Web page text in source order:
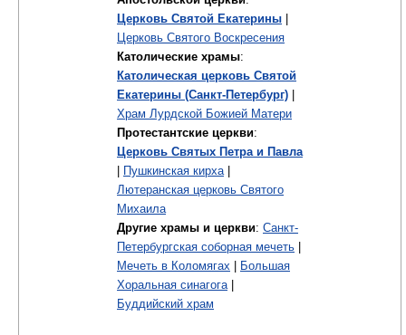
Церковь Святой Екатерины
Церковь Святого Воскресения
Католические храмы:
Католическая церковь Святой
Екатерины (Санкт-Петербург)
Храм Лурдской Божией Матери
Протестантские церкви:
Церковь Святых Петра и Павла
Пушкинская кирха|
Лютеранская церковь Святого
Михаила
Другие храмы и церкви: Санкт-
Петербургская соборная мечеть
Мечеть в Коломягах
Большая
Хоральная синагога|
Буддийский храм